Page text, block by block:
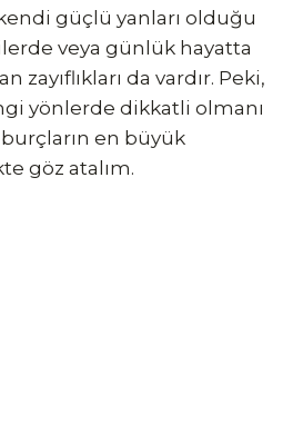
güçlü yanları olduğu
veya günlük hayatta
zayıflıkları da vardır. Peki,
yönlerde dikkatli olmanı
en büyük
göz atalım.